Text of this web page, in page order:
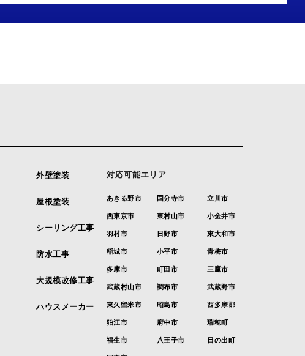
外壁塗装
屋根塗装
シーリング工事
防水工事
大規模改修工事
ハウスメーカー
対応可能エリア
あきる野市
西東京市
羽村市
稲城市
多摩市
武蔵村山市
東久留米市
狛江市
福生市
国分寺市
東村山市
日野市
小平市
町田市
調布市
昭島市
府中市
八王子市
立川市
小金井市
東大和市
青梅市
三鷹市
武蔵野市
西多摩郡
瑞穂町
日の出町